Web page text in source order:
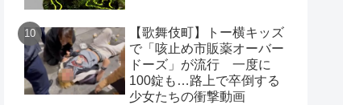
【歌舞伎町】トー横キッズ
で「咳止め市販薬オーバー
ドーズ」が流行 一度に
100錠も…路上で卒倒する
少女たちの衝撃動画